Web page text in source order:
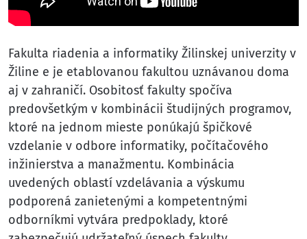
Fakulta riadenia a informatiky Žilinskej univerzity v
Žiline e je etablovanou fakultou uznávanou doma
aj v zahraničí. Osobitosť fakulty spočíva
predovšetkým v kombinácii študijných programov,
ktoré na jednom mieste ponúkajú špičkové
vzdelanie v odbore informatiky, počítačového
inžinierstva a manažmentu. Kombinácia
uvedených oblastí vzdelávania a výskumu
podporená zanietenými a kompetentnými
odborníkmi vytvára predpoklady, ktoré